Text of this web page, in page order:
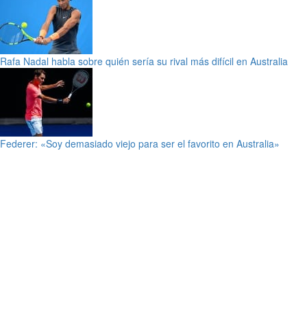
Rafa Nadal habla sobre quién sería su rival más difícil en Australia
Federer: «Soy demasiado viejo para ser el favorito en Australia»